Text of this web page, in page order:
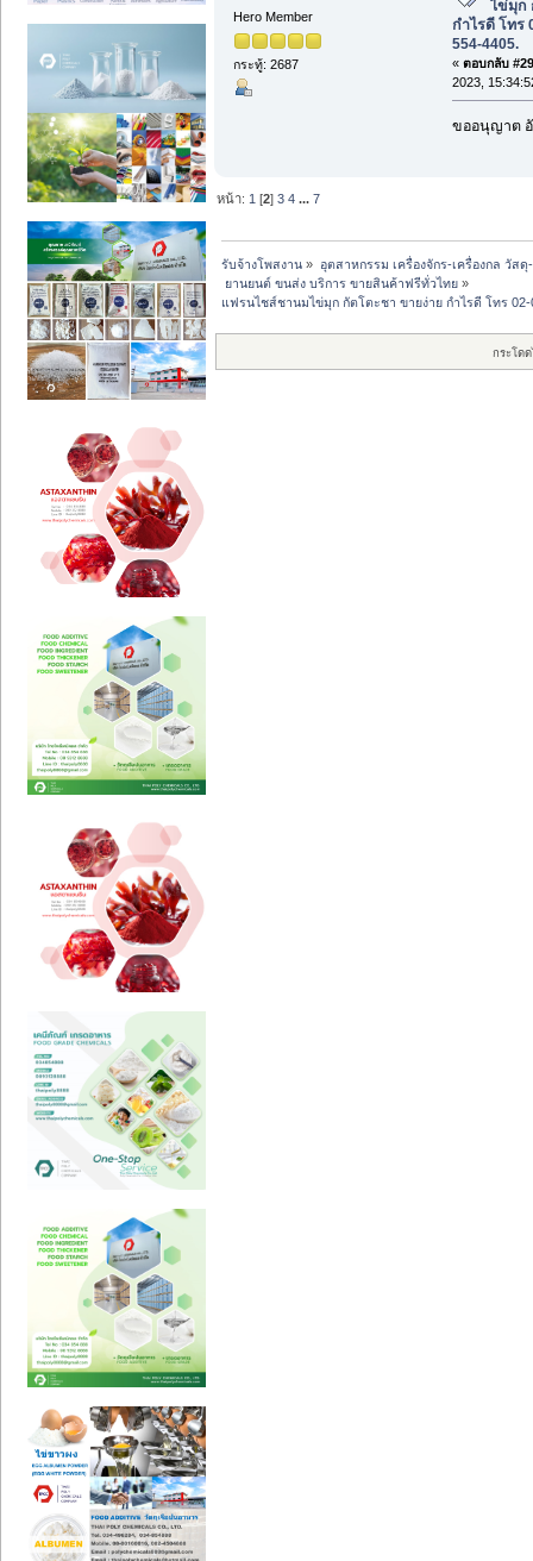
Hero Member
กระทู้: 2687
ไข่มุก
กำไรดี โทร
554-4405.
« ตอบกลับ
2023,
ขออนุญาต
หน้า: 1 [2]3 4 ...7
รับจ้างโพสงาน » อุตสาหกรรม เครื่องจักร-เครื่องกล วัส
ยานยนต์ ขนส่ง บริการ ขายสินค้าฟรีทั่วไทย »
แฟรนไชส์ชานมไข่มุก กัตโตะชา ขายง่าย กำไรดี โทร 02-
กระโด